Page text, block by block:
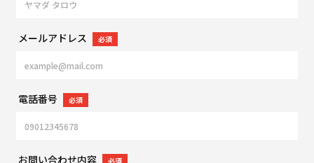
メールアドレス 必須
電話番号 必須
お問い合わせ内容 必須